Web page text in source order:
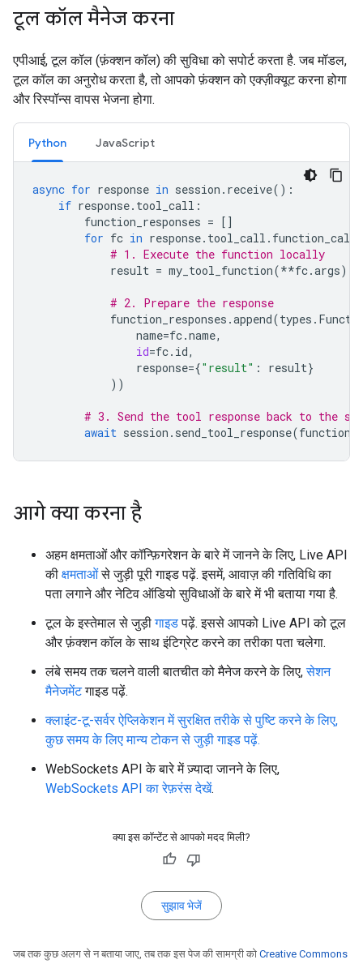
टूल कॉल मैनेज करना
एपीआई, टूल कॉल (फ़ंक्शन कॉल) की सुविधा को सपोर्ट करता है. जब मॉडल,
टूल कॉल का अनुरोध करता है, तो आपको फ़ंक्शन को एक्ज़ीक्यूट करना होगा
और रिस्पॉन्स वापस भेजना होगा.
Python JavaScript
async for response in session . receive():
if response. tool_call :
function_responses = []
for fc in response. tool_call . function_calls
# 1. Execute the function locally
result = my_tool_function(**fc.args)
# 2. Prepare the response
function_responses .append(types .
name=fc.name,
id=fc. id,
response={"result" : result}
))
# 3. Send the tool response back to the
await session . send_tool_response(
आगे क्या करना है
अहम क्षमताओं और कॉन्फ़िगरेशन के बारे में जानने के लिए, Live API
की क्षमताओंसे जुड़ी पूरी गाइड पढ़ें. इसमें, आवाज़ की गतिविधि का
पता लगाने और नेटिव ऑडियो सुविधाओं के बारे में भी बताया गया है.
टूल के इस्तेमाल से जुड़ीगाइडपढ़ें. इससे आपको Live API को टूल
और फ़ंक्शन कॉल के साथ इंटिग्रेट करने का तरीका पता चलेगा.
लंबे समय तक चलने वाली बातचीत को मैनेज करने के लिए,सेशन
मैनेजमेंटगाइड पढ़ें.
क्लाइंट-टू-सर्वर ऐप्लिकेशन में सुरक्षित तरीके से पुष्टि करने के लिए,
कुछ समय के लिए मान्य टोकन से जुड़ी गाइड पढ़ें.
WebSockets API के बारे में ज़्यादा जानने के लिए,
WebSockets API का रेफ़रंस देखें.
क्या इस कॉन्टेंट से आपको मदद मिली?
सुझाव भेजें
जब तक कुछ अलग से न बताया जाए, तब तक इस पेज की सामग्री को Creative Commons